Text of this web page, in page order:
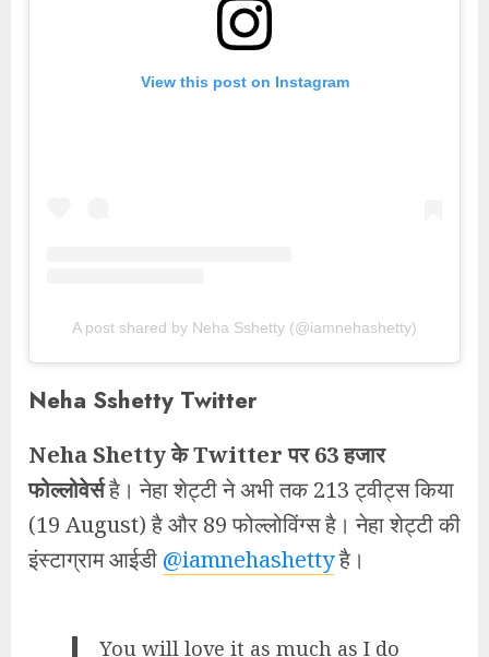
View this post on Instagram
A post shared by Neha Sshetty (@iamnehashetty)
Neha Sshetty Twitter
Neha Shetty के Twitter पर 63 हजार
फोल्लोवेर्सहै। नेहा शेट्टी ने अभी तक 213 ट्वीट्स किया
(19 August) है और 89 फोल्लोविंग्स है। नेहा शेट्टी की
इंस्टाग्राम आईडी @iamnehashettyहै।
You will love it as much as I do